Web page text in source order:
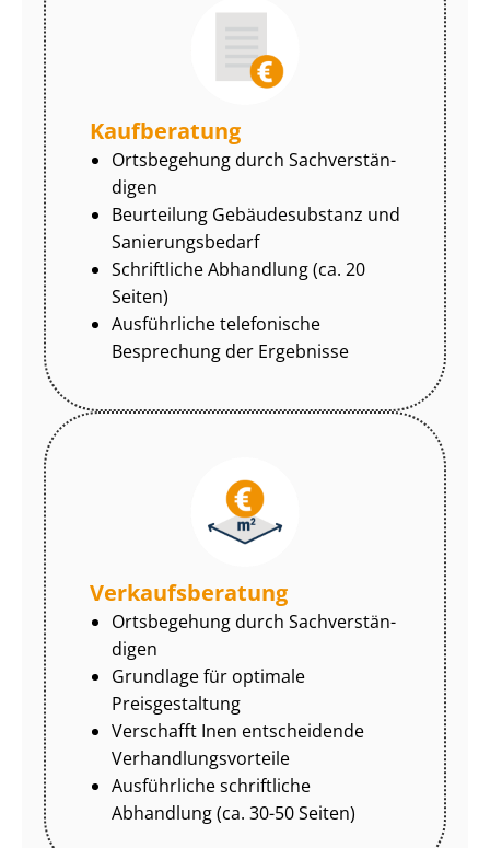
Kaufberatung
Ortsbegehung durch Sach­ver­stän­
di­gen
Beurteilung Gebäudesubstanz und
Sa­nie­rungs­be­darf
Schriftliche Abhandlung (ca. 20
Seiten)
Ausführliche telefonische
Besprechung der Ergebnisse
Ver­kaufs­be­ra­tung
Ortsbegehung durch Sach­ver­stän­
di­gen
Grundlage für optimale
Preisgestaltung
Verschafft Inen entscheidende
Ver­hand­lungs­vor­tei­le
Ausführliche schriftliche
Abhandlung (ca. 30-50 Seiten)